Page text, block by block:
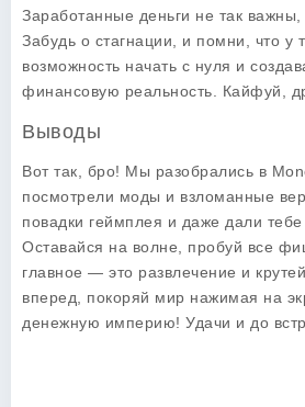
Заработанные деньги не так важны,
Забудь о стагнации, и помни, что у
возможность начать с нуля и
финансовую реальность. Кайфуй,
Выводы
Вот так, бро! Мы разобрались в
посмотрели моды и взломанные
повадки геймплея и даже дали тебе
Оставайся на волне, пробуй все
главное — это развлечение и
вперед, покоряй мир нажимая на
денежную империю! Удачи и до